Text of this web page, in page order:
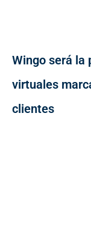
Wingo será la
virtuales
clientes